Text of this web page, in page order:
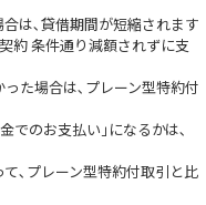
は､貸借期間が短縮されます
約 条件通り減額されずに支
た場合は､プレーン型特約付
でのお支払い｣になるかは､
､プレーン型特約付取引と比